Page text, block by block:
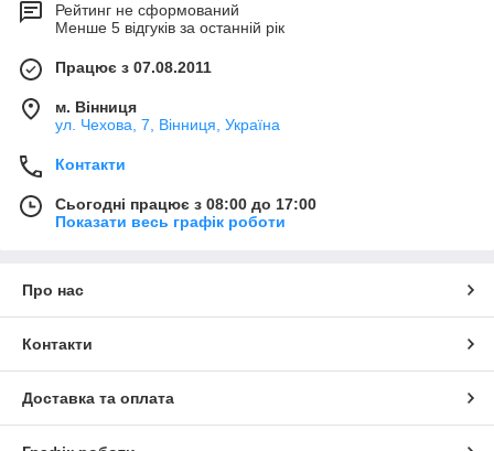
Рейтинг не сформований
Менше 5 відгуків за останній рік
Працює з 07.08.2011
м. Вінниця
ул. Чехова, 7, Вінниця, Україна
Контакти
Сьогодні працює з 08:00 до 17:00
Показати весь графік роботи
Про нас
Контакти
Доставка та оплата